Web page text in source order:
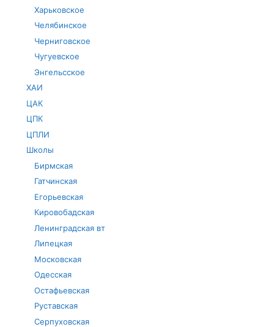
Харьковское
Челябинское
Черниговское
Чугуевское
Энгельсское
ХАИ
ЦАК
ЦПК
ЦПЛИ
Школы
Бирмская
Гатчинская
Егорьевская
Кировобадская
Ленинградская вт
Липецкая
Московская
Одесская
Остафьевская
Руставская
Серпуховская